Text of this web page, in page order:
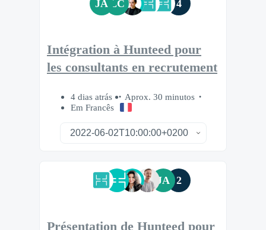
JA LC 4
Intégration à Hunteed pour
les consultants en recrutement
4 dias atrás
Aprox. 30 minutos
Em Francês
JA 2
Présentation de Hunteed pour